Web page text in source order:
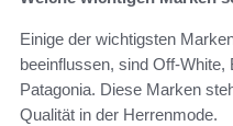
Einige der wichtigsten
beeinflussen, sind Off-
Patagonia. Diese Marken
Qualität in der Herrenmode.